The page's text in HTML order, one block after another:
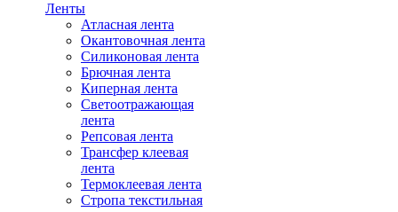
Ленты
Атласная лента
Окантовочная лента
Силиконовая лента
Брючная лента
Киперная лента
Светоотражающая
лента
Репсовая лента
Трансфер клеевая
лента
Термоклеевая лента
Стропа текстильная